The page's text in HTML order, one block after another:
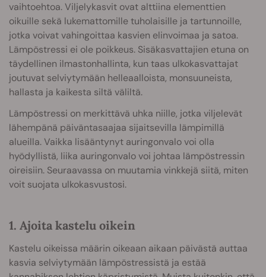
vaihtoehtoa. Viljelykasvit ovat alttiina elementtien
oikuille sekä lukemattomille tuholaisille ja tartunnoille,
jotka voivat vahingoittaa kasvien elinvoimaa ja satoa.
Lämpöstressi ei ole poikkeus. Sisäkasvattajien etuna on
täydellinen ilmastonhallinta, kun taas ulkokasvattajat
joutuvat selviytymään helleaalloista, monsuuneista,
hallasta ja kaikesta siltä väliltä.
Lämpöstressi on merkittävä uhka niille, jotka viljelevät
lähempänä päiväntasaajaa sijaitsevilla lämpimillä
alueilla. Vaikka lisääntynyt auringonvalo voi olla
hyödyllistä, liika auringonvalo voi johtaa lämpöstressin
oireisiin. Seuraavassa on muutamia vinkkejä siitä, miten
voit suojata ulkokasvustosi.
1. Ajoita kastelu oikein
Kastelu oikeissa määrin oikeaan aikaan päivästä auttaa
kasvia selviytymään lämpöstressistä ja estää